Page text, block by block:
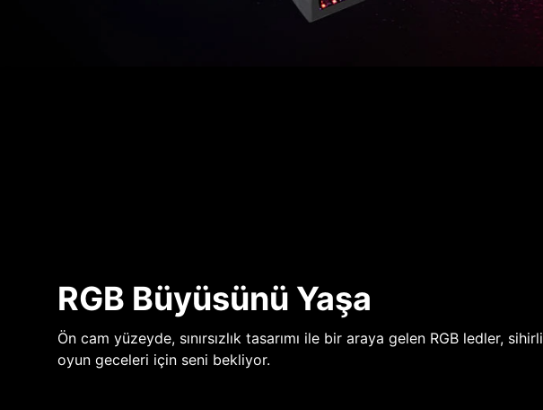
RGB Büyüsünü Yaşa
Ön cam yüzeyde, sınırsızlık tasarımı ile bir araya gelen RGB ledler, sihirli
oyun geceleri için seni bekliyor.